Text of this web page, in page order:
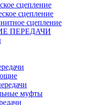
сцепление
сцепление
сцепление
ПЕРЕДАЧИ
муфты